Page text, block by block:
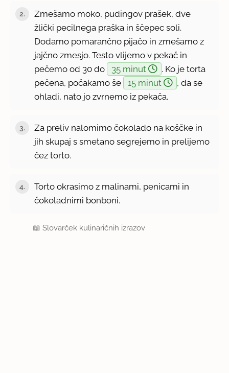
2.
Zmešamo moko, pudingov prašek, dve
žlički pecilnega praška in ščepec soli.
Dodamo pomarančno pijačo in zmešamo z
jajčno zmesjo. Testo vlijemo v pekač in
pečemo od 30 do
35 minut
. Ko je torta
pečena, počakamo še
15 minut
, da se
ohladi, nato jo zvrnemo iz pekača.
3.
Za preliv nalomimo čokolado na koščke in
jih skupaj s smetano segrejemo in prelijemo
čez torto.
4.
Torto okrasimo z malinami, penicami in
čokoladnimi bonboni.
📖Slovarček kulinaričnih izrazov